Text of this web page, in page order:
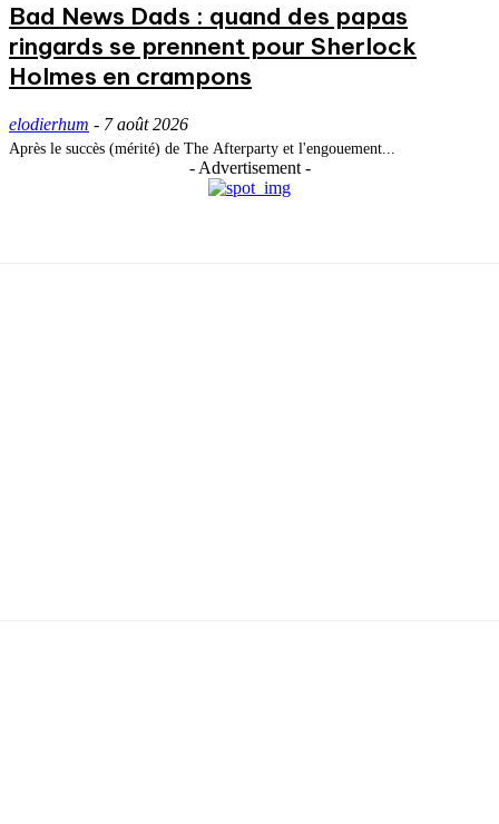
Bad News Dads : quand des papas
ringards se prennent pour Sherlock
Holmes en crampons
elodierhum - 7 août 2026
Après le succès (mérité) de The Afterparty et l'engouement...
- Advertisement -